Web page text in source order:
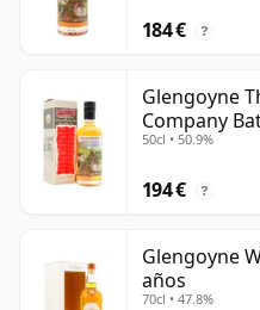
184 € ?
Glengoyne
Company
años
50cl • 50.9%
194 € ?
Glengoyne
años
70cl • 47.8%